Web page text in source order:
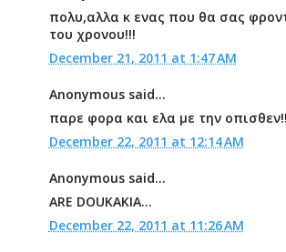
πολυ,αλλα κ ενας που θα σας
του χρονου!!!
December 21, 2011 at 1:47 AM
Anonymous said...
παρε φορα και ελα με την
December 22, 2011 at 12:14 AM
Anonymous said...
ARE DOUKAKIA...
December 22, 2011 at 11:26 AM